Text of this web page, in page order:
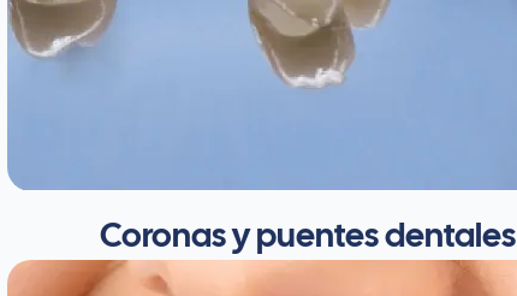
Coronas y puentes dentales